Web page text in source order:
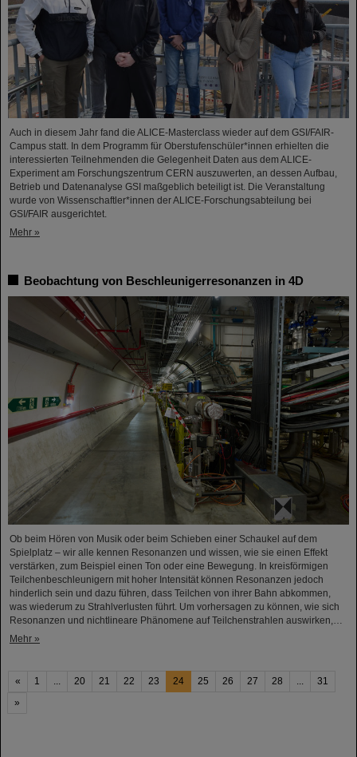
Auch in diesem Jahr fand die ALICE-Masterclass wieder auf dem GSI/FAIR-
Campus statt. In dem Programm für Oberstufenschüler*innen erhielten die
interessierten Teilnehmenden die Gelegenheit Daten aus dem ALICE-
Experiment am Forschungszentrum CERN auszuwerten, an dessen Aufbau,
Betrieb und Datenanalyse GSI maßgeblich beteiligt ist. Die Veranstaltung
wurde von Wissenschaftler*innen der ALICE-Forschungsabteilung bei
GSI/FAIR ausgerichtet.
Mehr »
Beobachtung von Beschleunigerresonanzen in 4D
Ob beim Hören von Musik oder beim Schieben einer Schaukel auf dem
Spielplatz – wir alle kennen Resonanzen und wissen, wie sie einen Effekt
verstärken, zum Beispiel einen Ton oder eine Bewegung. In kreisförmigen
Teilchenbeschleunigern mit hoher Intensität können Resonanzen jedoch
hinderlich sein und dazu führen, dass Teilchen von ihrer Bahn abkommen,
was wiederum zu Strahlverlusten führt. Um vorhersagen zu können, wie sich
Resonanzen und nichtlineare Phänomene auf Teilchenstrahlen auswirken,…
Mehr »
« 1 20 21 22 23 24 25 26 27 28
31
»